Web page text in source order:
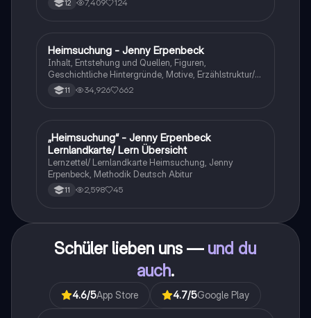
12 7,409 124
Deutsch
Heimsuchung - Jenny Erpenbeck
Inhalt, Entstehung und Quellen, Figuren,
Geschichtliche Hintergründe, Motive, Erzählstruktur/-
stil 11 34,926 662
Deutsch
„Heimsuchung“ - Jenny Erpenbeck
Lernlandkarte/ Lern Übersicht
Lernzettel/ Lernlandkarte Heimsuchung, Jenny
Erpenbeck, Methodik Deutsch Abitur
11 2,598 45
Schüler lieben uns — und du
auch.
4.6/5App Store 4.7/5Google Play